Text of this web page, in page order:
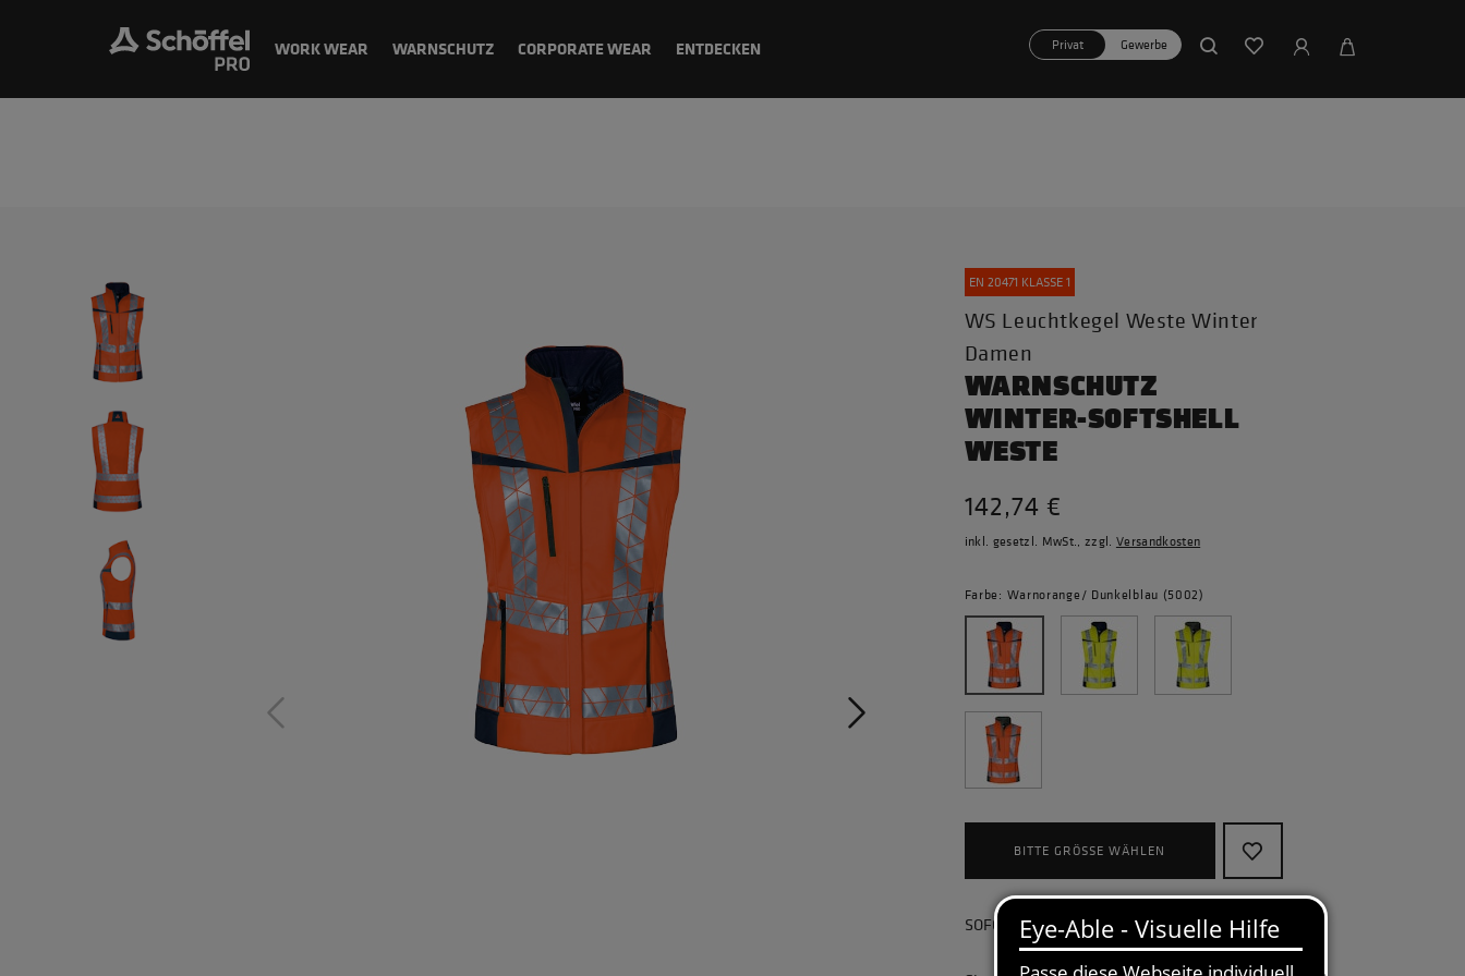
WORK WEAR WARNSCHUTZ CORPORATE WEAR ENTDECKEN Privat Gewerbe
EN 20471 KLASSE 1
WS Leuchtkegel Weste Winter
Damen
WARNSCHUTZ
WINTER-SOFTSHELL
WESTE
142,74 €
inkl. gesetzl. MwSt., zzgl. Versandkosten
Farbe: Warnorange/ Dunkelblau (5002)
BITTE GRÖSSE WÄHLEN
SOFORT lieferbar, kostenlose Retoure